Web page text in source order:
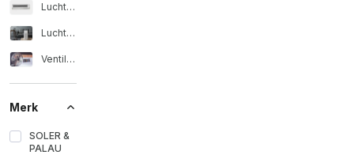
Luchtgordijn
Luchtzuiveraars
Ventilator
Merk
SOLER &
PALAU